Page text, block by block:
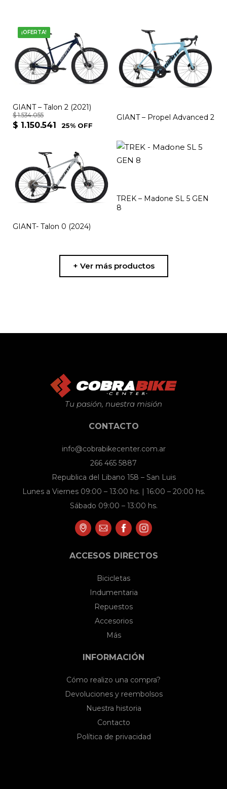
¡OFERTA!
GIANT – Talon 2 (2021)
$1.534.055
$ 1.150.541 25% OFF
Este
producto
tiene
múltiples
variantes.
opciones
se
la
página
de
GIANT – Propel Advanced 2
GIANT- Talon 0 (2024)
TREK – Madone SL 5 GEN
8
+ Ver más productos
Tu pasión, nuestra misión
CONTACTO
info@cobrabikecenter.com.ar
266 465 5887
Republica del Libano 158 – San Luis
Lunes a Viernes 09:00 – 13:00 hs. | 16:00 – 20:00 hs.
Sábado 09:00 – 13:00 hs.
ACCESOS DIRECTOS
Bicicletas
Indumentaria
Repuestos
Accesorios
Más
INFORMACIÓN
Cómo realizo una compra?
Devoluciones y reembolsos
Nuestra historia
Contacto
Política de privacidad